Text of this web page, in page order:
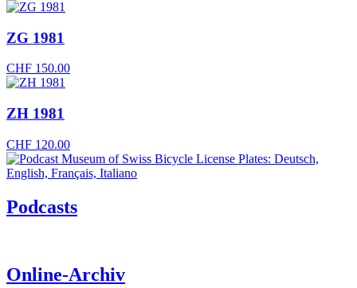
ZG 1981
CHF 150.00
ZH 1981
CHF 120.00
Podcasts
Online-Archiv